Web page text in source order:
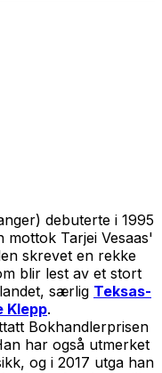
debuterte i 1995
mottok Tarjei Vesaas'
skrevet en rekke
blir lest av et stort
særlig Teksas-
Klepp.
Bokhandlerprisen
har også utmerket
og i 2017 utga han